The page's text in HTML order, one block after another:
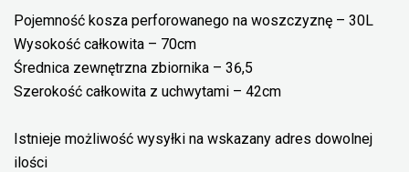
Pojemność kosza perforowanego na woszczyznę – 30L
Wysokość całkowita – 70cm
Średnica zewnętrzna zbiornika – 36,5
Szerokość całkowita z uchwytami – 42cm
Istnieje możliwość wysyłki na wskazany adres dowolnej
ilości